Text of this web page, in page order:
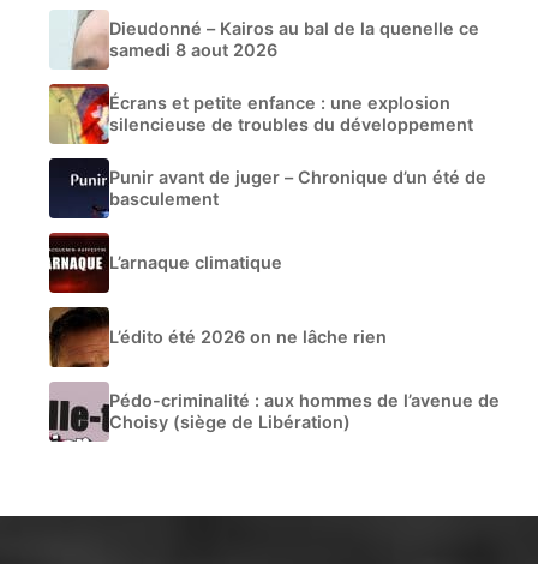
Dieudonné – Kairos au bal de la quenelle ce
samedi 8 aout 2026
Écrans et petite enfance : une explosion
silencieuse de troubles du développement
Punir avant de juger – Chronique d’un été de
basculement
L’arnaque climatique
L’édito été 2026 on ne lâche rien
Pédo-criminalité : aux hommes de l’avenue de
Choisy (siège de Libération)